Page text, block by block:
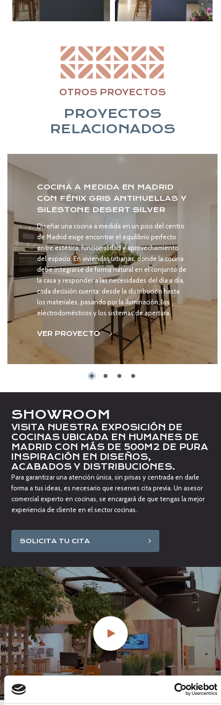
OTROS PROYECTOS
PROYECTOS
RELACIONADOS
COCINA A MEDIDA EN MADRID
CON FÉNIX GRIS ANTIHUELLAS Y
SILESTONE DESERT SILVER
Diseñar una cocina a medida en un piso del centro
de Madrid exige encontrar el equilibrio perfecto
entre estética, funcionalidad y aprovechamiento
del espacio. En viviendas urbanas, donde la cocina
debe integrarse de forma natural en el conjunto de
la casa y responder a las necesidades del día a día,
cada decisión cuenta: desde la distribución hasta
los materiales, pasando por la iluminación, los
electrodomésticos y los sistemas de apertura.
VER PROYECTO
SHOWROOM
VISITA NUESTRA EXPOSICIÓN DE
COCINAS UBICADA EN HUMANES DE
MADRID CON MÁS DE 500M2 DE PURA
INSPIRACIÓN EN DISEÑOS,
ACABADOS Y DISTRIBUCIONES.
Para garantizar una atención única, sin prisas y centrada en darle
forma a tus ideas, es necesario que reserves cita previa. Un asesor
comercial experto en cocinas, se encargará de que tengas la mejor
experiencia de cliente en el sector cocinas.
SOLICITA TU CITA